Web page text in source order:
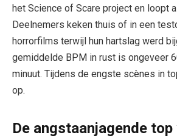
het Science of Scare project en loopt
Deelnemers keken thuis of in een
horrorfilms terwijl hun hartslag werd
gemiddelde BPM in rust is ongeveer
minuut. Tijdens de engste scènes in
op.
De angstaanjagende top